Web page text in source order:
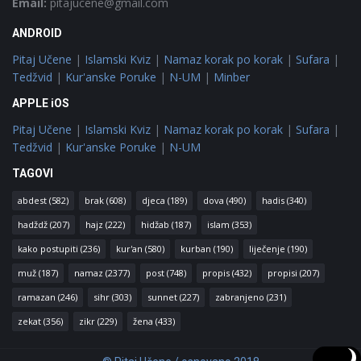
ANDROID
Pitaj Učene | Islamski Kviz | Namaz korak po korak | Sufara |
Tedžvid | Kur'anske Poruke | N-UM | Minber
APPLE iOS
Pitaj Učene | Islamski Kviz | Namaz korak po korak | Sufara |
Tedžvid | Kur'anske Poruke | N-UM
TAGOVI
abdest (582) brak (608) djeca (189) dova (490) hadis (340)
hadždž (207) hajz (222) hidžab (187) islam (353)
kako postupiti (236) kur'an (580) kurban (190) liječenje (190)
muž (187) namaz (2377) post (748) propis (432) propisi (207)
ramazan (246) sihr (303) sunnet (227) zabranjeno (231)
zekat (356) zikr (229) žena (433)